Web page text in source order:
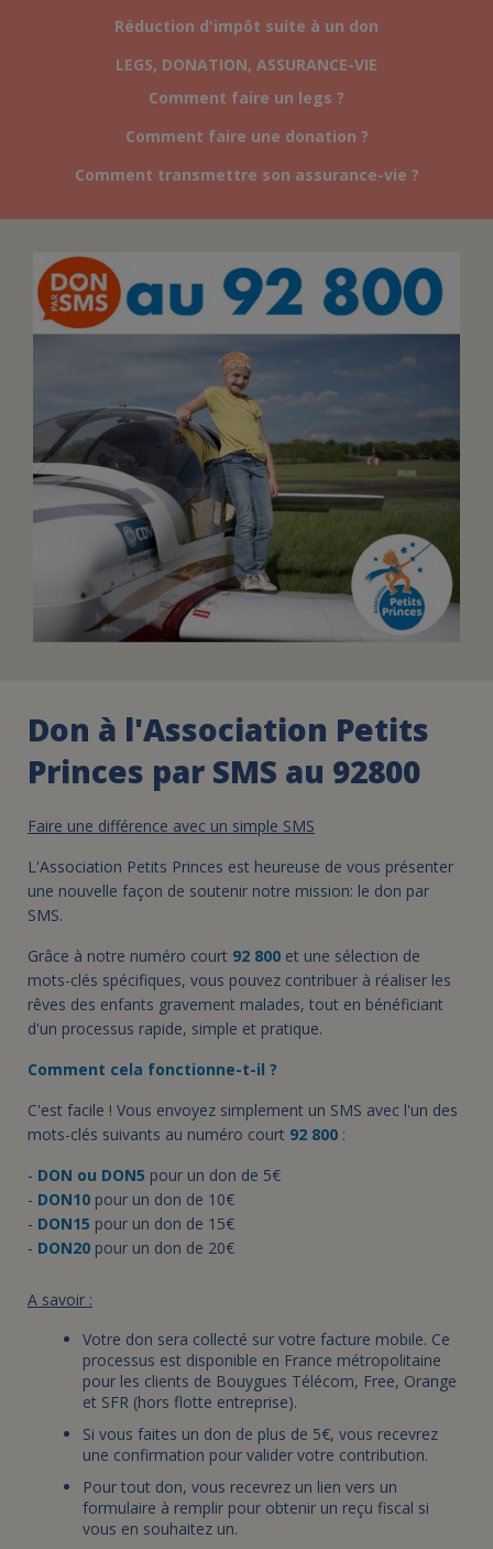
ESPACE PRESSE
JE DEVIENS
BÉNÉVOLE
DEVENIR
UN PETIT PRINCE
Réduction d'impôt suite à un don
LEGS, DONATION, ASSURANCE-VIE
Comment faire un legs ?
Comment faire une donation ?
Comment transmettre son assurance-vie ?
Don à l'Association Petits
Princes par SMS au 92800
Faire une différence avec un simple SMS
L'Association Petits Princes est heureuse de vous présenter
une nouvelle façon de soutenir notre mission: le don par
SMS.
Grâce à notre numéro court 92 800 et une sélection de
mots-clés spécifiques, vous pouvez contribuer à réaliser les
rêves des enfants gravement malades, tout en bénéficiant
d'un processus rapide, simple et pratique.
Comment cela fonctionne-t-il ?
C'est facile ! Vous envoyez simplement un SMS avec l'un des
mots-clés suivants au numéro court 92 800 :
- DON ou DON5 pour un don de 5€
- DON10 pour un don de 10€
- DON15 pour un don de 15€
- DON20 pour un don de 20€
A savoir :
Votre don sera collecté sur votre facture mobile. Ce
processus est disponible en France métropolitaine
pour les clients de Bouygues Télécom, Free, Orange
et SFR (hors flotte entreprise).
Si vous faites un don de plus de 5€, vous recevrez
une confirmation pour valider votre contribution.
Pour tout don, vous recevrez un lien vers un
formulaire à remplir pour obtenir un reçu fiscal si
vous en souhaitez un.